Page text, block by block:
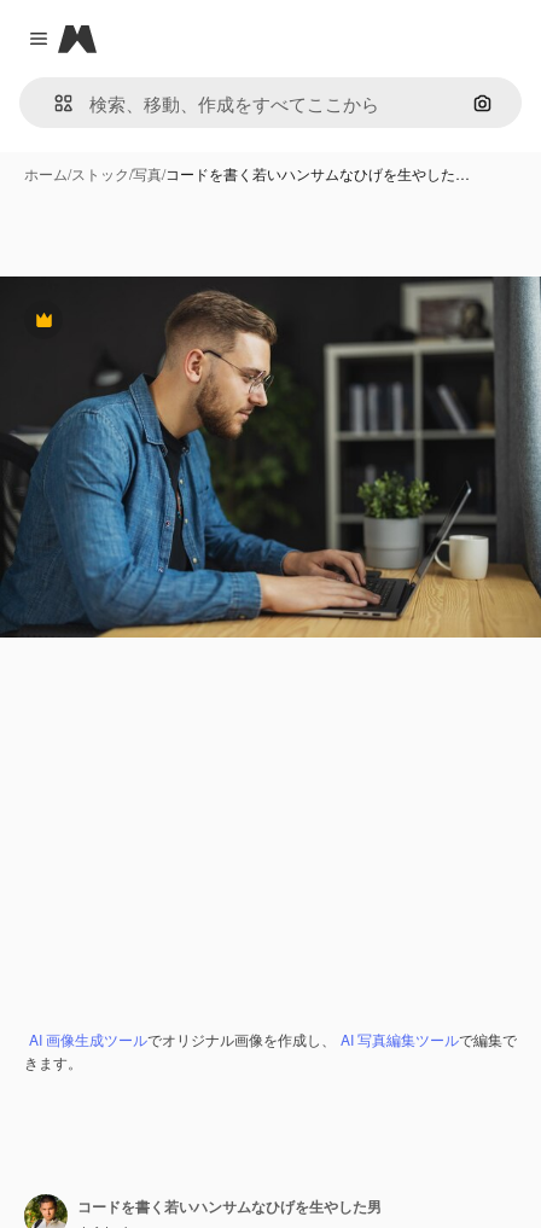
Close menu
Magnific
画像で
ホーム/ストック/写真/コードを書く若いハンサムなひげを生やした…
Premium
AI 画像生成ツールでオリジナル画像を作成し、 AI 写真編集ツールで編集で
きます。
コードを書く若いハンサムなひげを生やした男